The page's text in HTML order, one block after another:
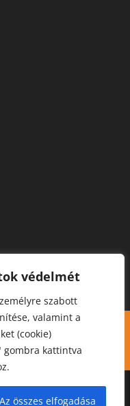
védelmét
szabott
valamint a
(cookie)
gombra kattintva
Az összes elfogadása
(süti) használat